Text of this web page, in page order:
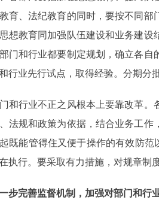
育、法纪教育的同时，要按不同
想教育同加强队伍建设和业务建
门和行业都要制定规划，确立各
行业先行试点，取得经验。分期分
行业不正之风根本上要靠改革。
法规和政策为依据，结合业务工
既能管得住又便于操作的有效防
执行。要采取有力措施，对规章制
步完善监督机制，加强对部门和行